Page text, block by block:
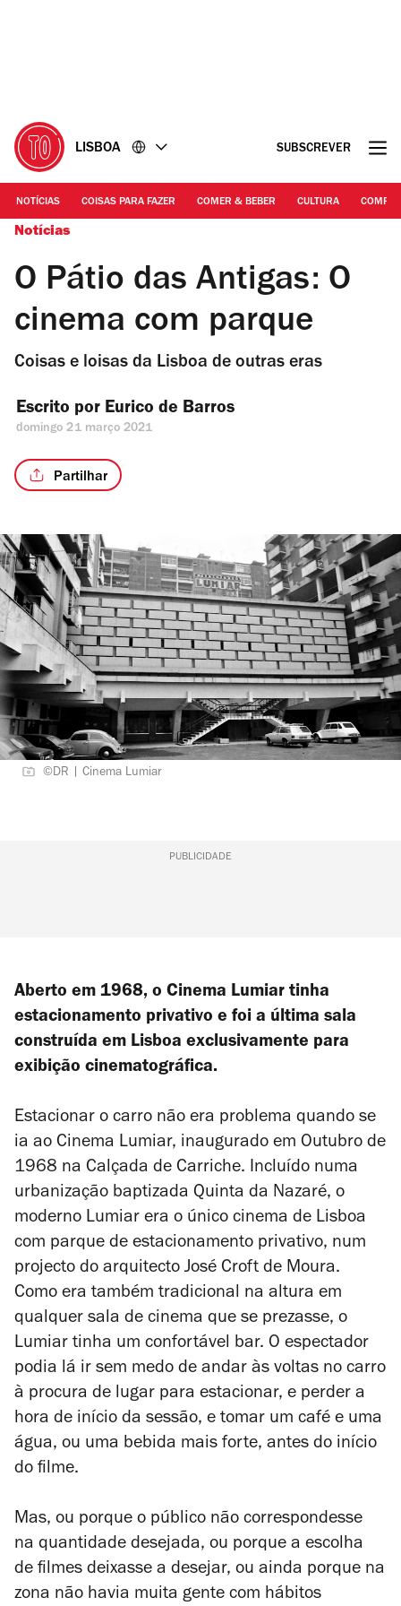
LISBOA SUBSCREVER
NOTÍCIAS COISAS PARA FAZER COMER & BEBER CULTURA
Notícias
O Pátio das Antigas: O
cinema com parque
Coisas e loisas da Lisboa de outras eras
Escrito por Eurico de Barros
domingo 21 março 2021
Partilhar
©DR | Cinema Lumiar
PUBLICIDADE
Aberto em 1968, o Cinema Lumiar tinha
estacionamento privativo e foi a última sala
construída em Lisboa exclusivamente para
exibição cinematográfica.
Estacionar o carro não era problema quando se
ia ao Cinema Lumiar, inaugurado em Outubro de
1968 na Calçada de Carriche. Incluído numa
urbanização baptizada Quinta da Nazaré, o
moderno Lumiar era o único cinema de Lisboa
com parque de estacionamento privativo, num
projecto do arquitecto José Croft de Moura.
Como era também tradicional na altura em
qualquer sala de cinema que se prezasse, o
Lumiar tinha um confortável bar. O espectador
podia lá ir sem medo de andar às voltas no carro
à procura de lugar para estacionar, e perder a
hora de início da sessão, e tomar um café e uma
água, ou uma bebida mais forte, antes do início
do filme.
Mas, ou porque o público não correspondesse
na quantidade desejada, ou porque a escolha
de filmes deixasse a desejar, ou ainda porque na
zona não havia muita gente com hábitos